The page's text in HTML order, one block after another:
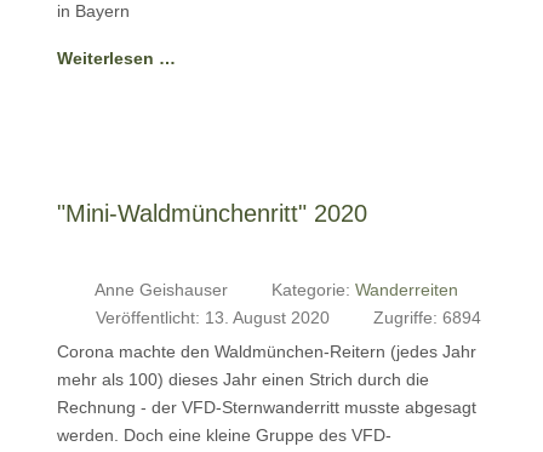
in Bayern
Weiterlesen …
"Mini-Waldmünchenritt" 2020
Anne Geishauser Kategorie: Wanderreiten
Veröffentlicht: 13. August 2020
Zugriffe: 6894
Corona machte den Waldmünchen-Reitern (jedes Jahr
mehr als 100) dieses Jahr einen Strich durch die
Rechnung - der VFD-Sternwanderritt musste abgesagt
werden. Doch eine kleine Gruppe des VFD-